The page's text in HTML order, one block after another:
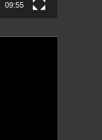
09:55